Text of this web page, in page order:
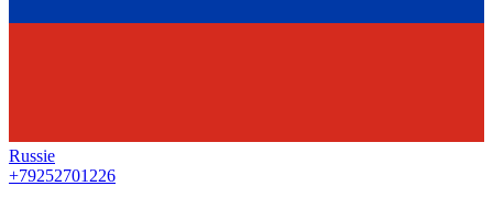
Russie
+79252701226